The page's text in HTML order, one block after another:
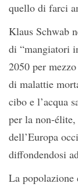
quello di farci
Klaus Schwab
di “mangiatori
2050 per
di malattie
cibo e l’acqua
per la non-
dell’Europa
diffondendosi
La popolazione